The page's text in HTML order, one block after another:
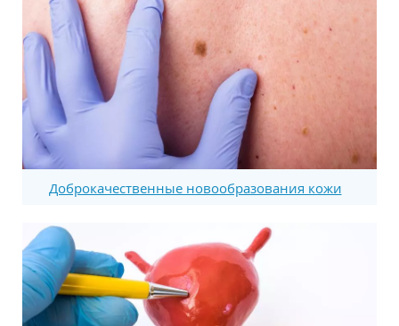
Доброкачественные новообразования кожи